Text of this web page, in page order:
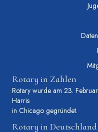
Rotary in Zahlen
Rotary wurde am 23.
Harris
in Chicago gegründet.
Rotary in Deutschland